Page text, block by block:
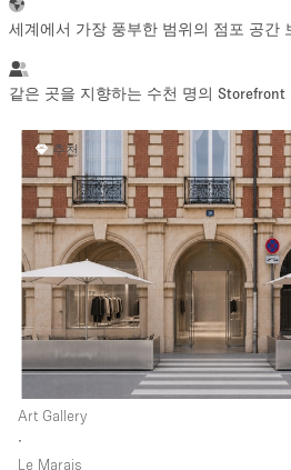
Event
Mall Shop
Meeting
Other
Salon
Stall /
Unique
세계에서 가장 풍부한 범위의 점포 공간
같은 곳을 지향하는 수천 명의 Storefront
추천
Art Gallery
∙
Le Marais